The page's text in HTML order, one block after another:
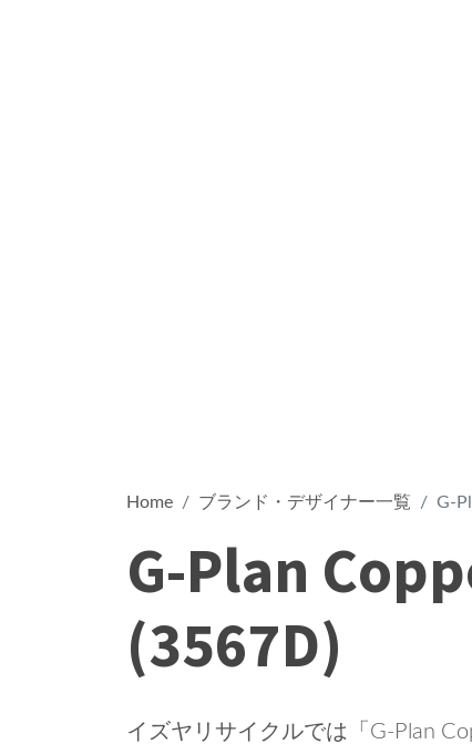
Home ブランド・デザイナー一覧 G-
G-Plan
(3567D)
イズヤリサイクルでは「G-Plan